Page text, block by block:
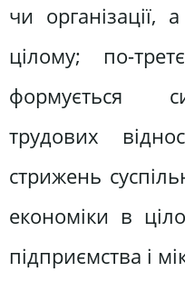
чи організації,
цілому; по-
формується
трудових
стрижень
економіки в
підприємства і